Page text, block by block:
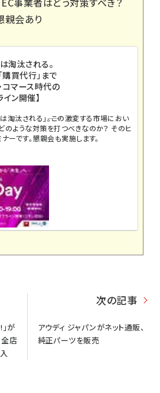
親会あり
淘汰される。
購買代行」まで
コマース時代の
ン開催】
淘汰される」――。この激変する市場におい
のような対策を打つべきなのか？ そのヒ
ーです。懇親会も実施します。
が
全店
次の記事
アウディ ジャパンがネット通販、
純正パーツを販売